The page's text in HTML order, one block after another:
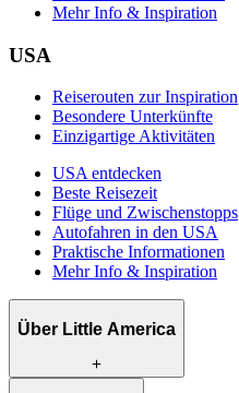
Mehr Info & Inspiration
USA
Reiserouten zur Inspiration
Besondere Unterkünfte
Einzigartige Aktivitäten
USA entdecken
Beste Reisezeit
Flüge und Zwischenstopps
Autofahren in den USA
Praktische Informationen
Mehr Info & Inspiration
Über Little America